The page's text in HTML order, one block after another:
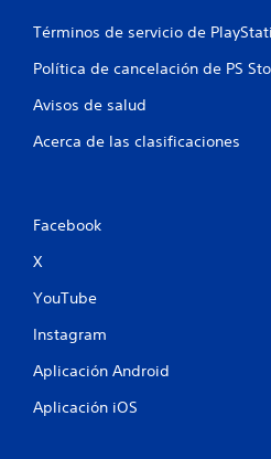
Términos de servicio de
Política de cancelación de PS
Avisos de salud
Acerca de las clasificaciones
Facebook
X
YouTube
Instagram
Aplicación Android
Aplicación iOS